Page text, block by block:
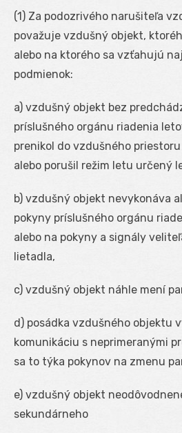
(1) Za podozrivého narušiteľa
považuje vzdušný objekt,
alebo na ktorého sa vzťahujú
podmienok:
a) vzdušný objekt bez
príslušného orgánu riadenia
prenikol do vzdušného
alebo porušil režim letu určený
b) vzdušný objekt nevykonáva
pokyny príslušného orgánu
alebo na pokyny a signály
lietadla,
c) vzdušný objekt náhle mení
d) posádka vzdušného objektu
komunikáciu s neprimeranými
sa to týka pokynov na zmenu
e) vzdušný objekt
sekundárneho